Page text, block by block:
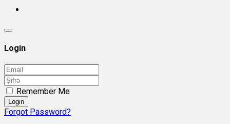
Login
Remember Me
Login
Forgot Password?